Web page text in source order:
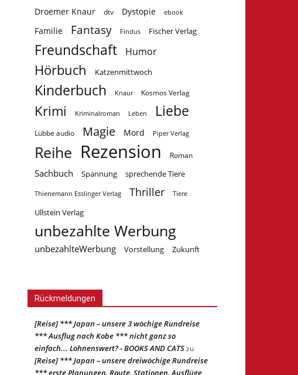
Droemer Knaur dtv Dystopie ebook
Familie Fantasy Findus Fischer Verlag
Freundschaft Humor
Hörbuch Katzenmittwoch
Kinderbuch Knaur Kosmos Verlag
Krimi Kriminalroman Leben Liebe
Lübbe audio Magie Mord Piper Verlag
Reihe Rezension Roman
Sachbuch Spannung sprechende Tiere
Thienemann Esslinger Verlag Thriller Tiere
Ullstein Verlag
unbezahlte Werbung
unbezahlteWerbung Vorstellung Zukunft
Rückmeldungen
[Reise] *** Japan – unsere 3 wöchige Rundreise
*** Ausflug nach Kobe *** nicht ganz so
einfach... Lohnenswert? - BOOKS AND CATSzu
[Reise] *** Japan – unsere dreiwöchige Rundreise
*** erste Planungen, Route, Stationen, Ausflüge